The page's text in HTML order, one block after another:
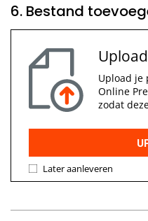
6. Bestand
Upload je
Online
zodat
Later aanleveren